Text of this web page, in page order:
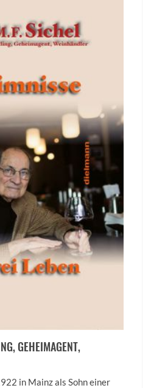
GEHEIM­AGENT,
in Mainz als Sohn einer